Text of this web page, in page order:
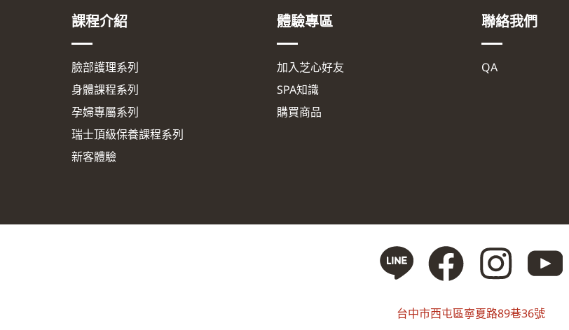
課程介紹
臉部護理系列
身體課程系列
孕婦專屬系列
瑞士頂級保養課程系列
新客體驗
體驗專區
加入芝心好友
SPA知識
購買商品
聯絡我們
QA
台中市西屯區寧夏路89巷36號